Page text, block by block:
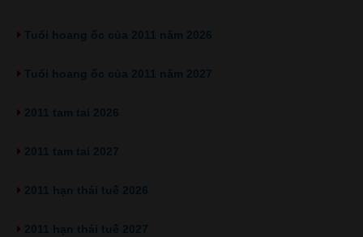
Tuổi hoang ốc của 2011 năm 2026
Tuổi hoang ốc của 2011 năm 2027
2011 tam tai 2026
2011 tam tai 2027
2011 hạn thái tuế 2026
2011 hạn thái tuế 2027